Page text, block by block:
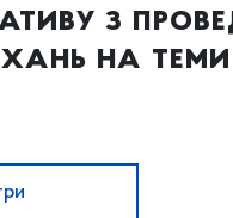
з
на теми